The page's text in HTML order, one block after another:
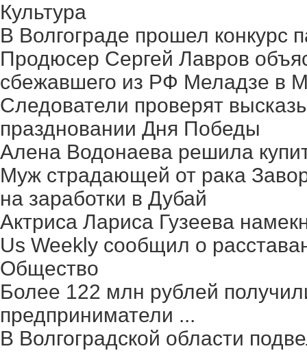
Культура
В Волгограде прошел конкурс
Продюсер Сергей Лавров
сбежавшего из РФ Меладзе в
Следователи проверят
праздновании Дня Победы
Алена Водонаева решила
Муж страдающей от рака
на заработки в Дубай
Актриса Лариса Гузеева
Us Weekly сообщил о
Общество
Более 122 млн рублей
предприниматели ...
В Волгоградской области